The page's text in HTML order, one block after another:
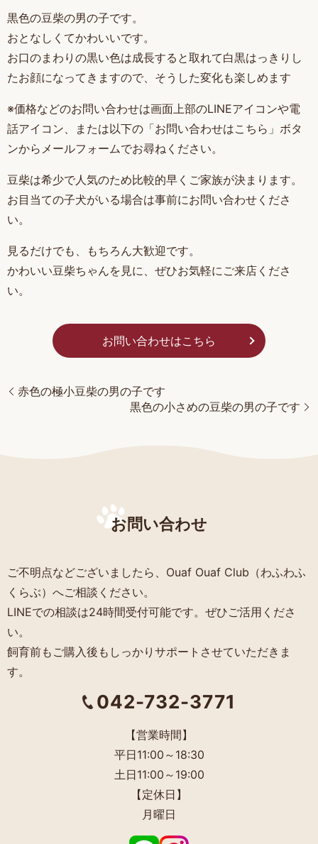
黒色の豆柴の男の子です。
おとなしくてかわいいです。
お口のまわりの黒い色は成長すると取れて白黒はっきりし
たお顔になってきますので、そうした変化も楽しめます
※価格などのお問い合わせは画面上部のLINEアイコンや電
話アイコン、または以下の「お問い合わせはこちら」ボタ
ンからメールフォームでお尋ねください。
豆柴は希少で人気のため比較的早くご家族が決まります。
お目当ての子犬がいる場合は事前にお問い合わせくださ
い。
見るだけでも、もちろん大歓迎です。
かわいい豆柴ちゃんを見に、ぜひお気軽にご来店くださ
い。
お問い合わせはこちら
赤色の極小豆柴の男の子です
黒色の小さめの豆柴の男の子です
お問い合わせ
ご不明点などございましたら、Ouaf Ouaf Club（わふわふ
くらぶ）へご相談ください。
LINEでの相談は24時間受付可能です。ぜひご活用くださ
い。
飼育前もご購入後もしっかりサポートさせていただきま
す。
042-732-3771
【営業時間】
平日11:00～18:30
土日11:00～19:00
【定休日】
月曜日